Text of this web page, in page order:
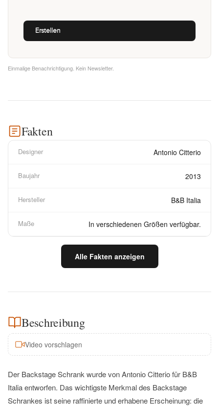
Einmalige Benachrichtigung. Kein Newsletter.
Fakten
Designer Antonio Citterio
Baujahr 2013
Hersteller B&B Italia
Maße In verschiedenen Größen verfügbar.
Alle Fakten anzeigen
Beschreibung
Video vorschlagen
Der Backstage Schrank wurde von Antonio Citterio für B&B
Italia entworfen. Das wichtigste Merkmal des Backstage
Schrankes ist seine raffinierte und erhabene Erscheinung: die